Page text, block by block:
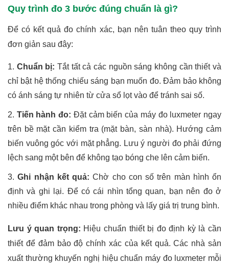
Quy trình đo 3 bước đúng chuẩn là gì?
Để có kết quả đo chính xác, bạn nên tuân theo quy trình
đơn giản sau đây:
Chuẩn bị: Tắt tất cả các nguồn sáng không cần thiết và
chỉ bật hệ thống chiếu sáng bạn muốn đo. Đảm bảo không
có ánh sáng tự nhiên từ cửa sổ lọt vào để tránh sai số.
Tiến hành đo: Đặt cảm biến của máy đo luxmeter ngay
trên bề mặt cần kiểm tra (mặt bàn, sàn nhà). Hướng cảm
biến vuông góc với mặt phẳng. Lưu ý người đo phải đứng
lệch sang một bên để không tạo bóng che lên cảm biến.
Ghi nhận kết quả: Chờ cho con số trên màn hình ổn
định và ghi lại. Để có cái nhìn tổng quan, bạn nên đo ở
nhiều điểm khác nhau trong phòng và lấy giá trị trung bình.
Lưu ý quan trọng: Hiệu chuẩn thiết bị đo định kỳ là cần
thiết để đảm bảo độ chính xác của kết quả. Các nhà sản
xuất thường khuyến nghị hiệu chuẩn máy đo luxmeter mỗi